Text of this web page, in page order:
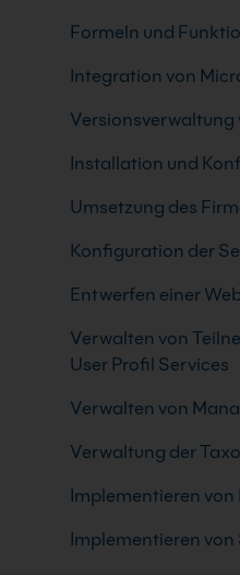
Formeln und
Integration von
Versionsverwaltung
Installation und
Umsetzung des
Konfiguration der
Entwerfen einer
Verwalten von
User Profil Services
Verwalten von
Verwaltung der
Implementieren
Implementieren